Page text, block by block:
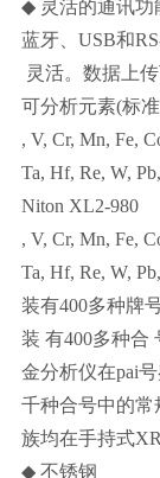
◆ 灵活的通讯功
蓝牙、USB和
灵活。数据上
可分析元素(标
, V, Cr, Mn, Fe,
Ta, Hf, Re, W,
Niton XL2-980
, V, Cr, Mn, Fe,
Ta, Hf, Re, W,
装有400多种牌
装 有400多种合
金分析仪在pai
千种合号中的常
族均在手持式
◆ 不锈钢